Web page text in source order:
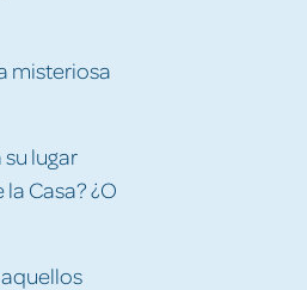
misteriosa
lugar
Casa? ¿O